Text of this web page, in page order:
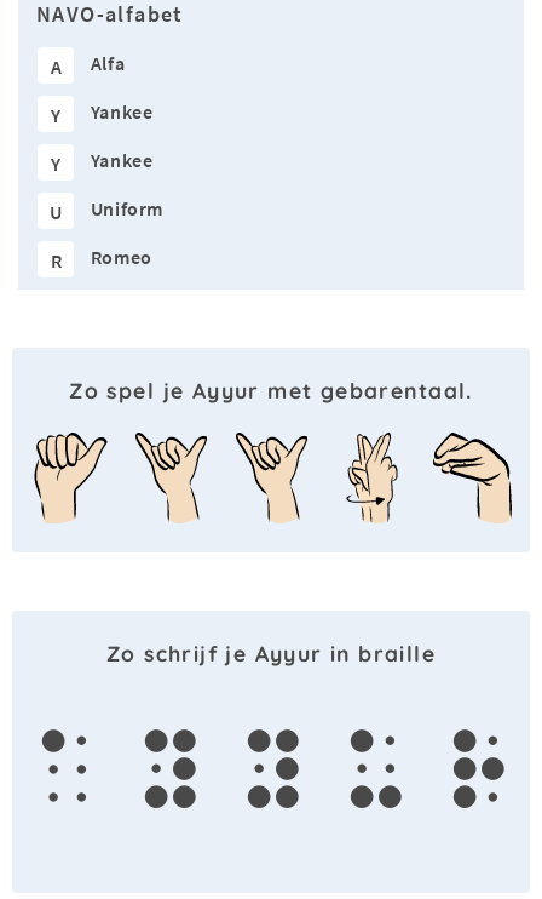
NAVO-alfabet
A Alfa
Y Yankee
Y Yankee
U Uniform
R Romeo
Zo spel je Ayyur met gebarentaal.
Zo schrijf je Ayyur in braille
a y y u r